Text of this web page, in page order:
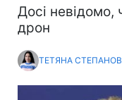
Досі невідомо,
дрон
ТЕТЯНА